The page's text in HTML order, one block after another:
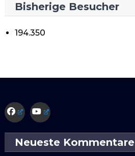
Bisherige Besucher
194.350
Neueste Kommentare